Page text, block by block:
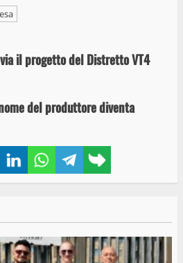
TwitterLinkedInWhatsAppTelegram
link
il progetto del Distretto VT4
del produttore diventa